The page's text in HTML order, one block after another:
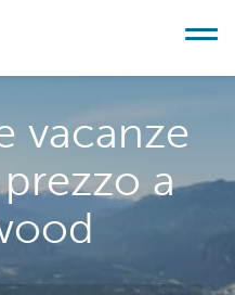
vacanze
a